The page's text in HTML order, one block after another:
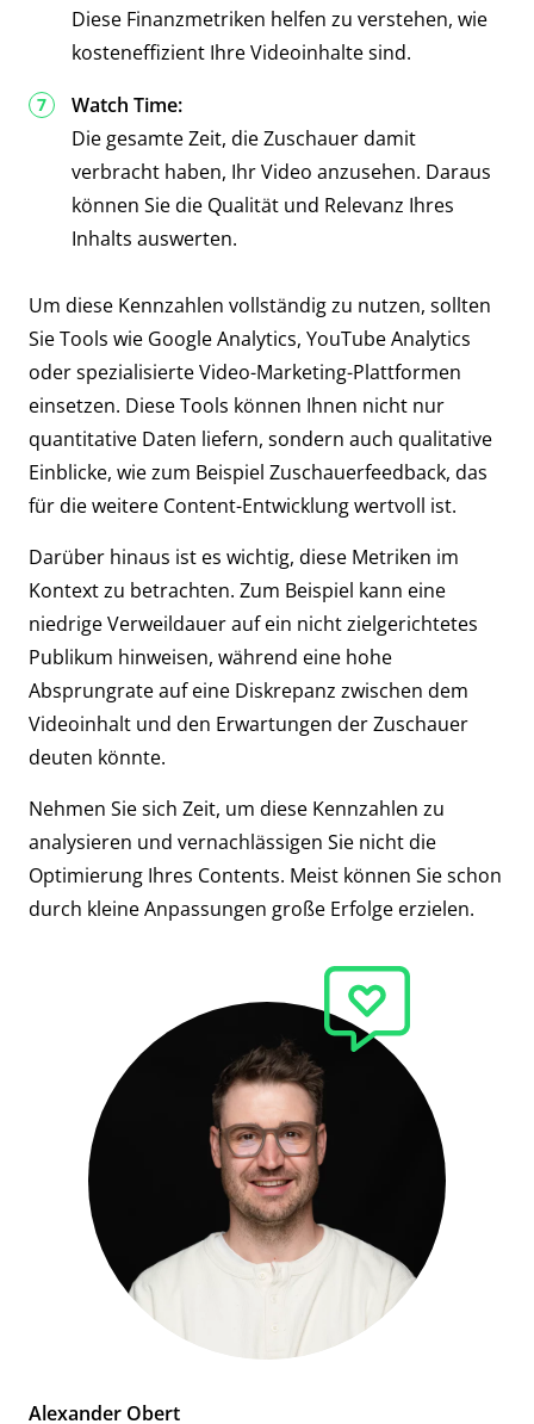
Diese Finanzmetriken helfen zu verstehen, wie
kosteneffizient Ihre Videoinhalte sind.
Watch Time:
Die gesamte Zeit, die Zuschauer damit
verbracht haben, Ihr Video anzusehen. Daraus
können Sie die Qualität und Relevanz Ihres
Inhalts auswerten.
Um diese Kennzahlen vollständig zu nutzen, sollten
Sie Tools wie Google Analytics, YouTube Analytics
oder spezialisierte Video-Marketing-Plattformen
einsetzen. Diese Tools können Ihnen nicht nur
quantitative Daten liefern, sondern auch qualitative
Einblicke, wie zum Beispiel Zuschauerfeedback, das
für die weitere Content-Entwicklung wertvoll ist.
Darüber hinaus ist es wichtig, diese Metriken im
Kontext zu betrachten. Zum Beispiel kann eine
niedrige Verweildauer auf ein nicht zielgerichtetes
Publikum hinweisen, während eine hohe
Absprungrate auf eine Diskrepanz zwischen dem
Videoinhalt und den Erwartungen der Zuschauer
deuten könnte.
Nehmen Sie sich Zeit, um diese Kennzahlen zu
analysieren und vernachlässigen Sie nicht die
Optimierung Ihres Contents. Meist können Sie schon
durch kleine Anpassungen große Erfolge erzielen.
Alexander Obert